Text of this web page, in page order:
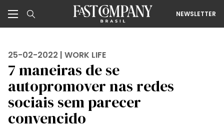
NEWSLETTER
25-02-2022 | WORK LIFE
7 maneiras de se
autopromover nas redes
sociais sem parecer
convencido